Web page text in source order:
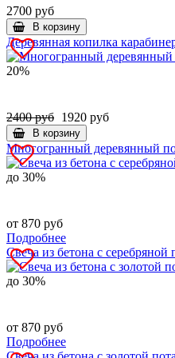
2700 руб
В корзину
Деревянная копилка
20%
2400 руб 1920 руб
В корзину
Многогранный деревянный
до 30%
от 870 руб
Подробнее
Свеча из бетона с серебряной
до 30%
от 870 руб
Подробнее